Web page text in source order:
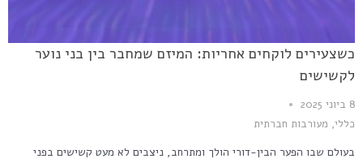
כשצעירים לוקחים אחריות: המיזם שמחבר בין בני נוער
לקשישים
8 ביוני 2025
כללי, מעורבות חברתית
בעולם שבו הפער הבין-דורי הולך ומתרחב, ניצבים לא מעט קשישים בפני